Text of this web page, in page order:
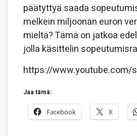
päätyttyä saada
melkein miljoonan euron
mieltä? Tämä on jatkoa
jolla käsittelin
https://www.youtube.com/
Jaa tämä:
Facebook X